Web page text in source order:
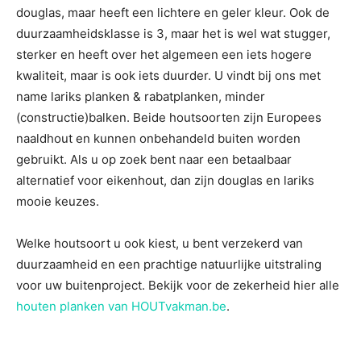
douglas, maar heeft een lichtere en geler kleur. Ook de
duurzaamheidsklasse is 3, maar het is wel wat stugger,
sterker en heeft over het algemeen een iets hogere
kwaliteit, maar is ook iets duurder. U vindt bij ons met
name lariks planken & rabatplanken, minder
(constructie)balken. Beide houtsoorten zijn Europees
naaldhout en kunnen onbehandeld buiten worden
gebruikt. Als u op zoek bent naar een betaalbaar
alternatief voor eikenhout, dan zijn douglas en lariks
mooie keuzes.
Welke houtsoort u ook kiest, u bent verzekerd van
duurzaamheid en een prachtige natuurlijke uitstraling
voor uw buitenproject. Bekijk voor de zekerheid hier alle
houten planken van HOUTvakman.be.